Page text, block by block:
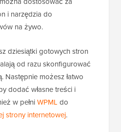
i narzędzia do
na żywo.
dziesiątki gotowych stron
od razu skonfigurować
Następnie możesz łatwo
dodać własne treści i
w pełniWPML do
strony internetowej.